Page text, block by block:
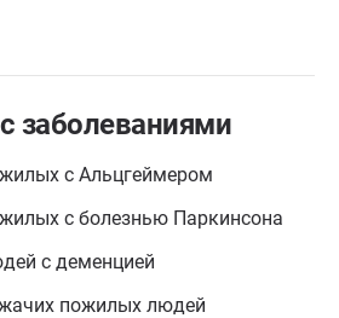
заболеваниями
с Альцгеймером
с болезнью Паркинсона
с деменцией
пожилых людей